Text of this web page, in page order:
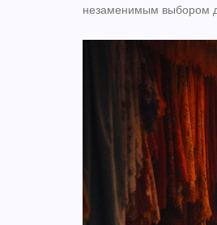
незаменимым выбором